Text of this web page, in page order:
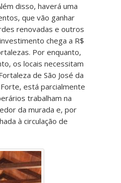
disso, haverá uma
que vão ganhar
renovadas e outros
chega a R$
Por enquanto,
os locais necessitam
de São José da
está parcialmente
trabalham na
da murada e, por
à circulação de